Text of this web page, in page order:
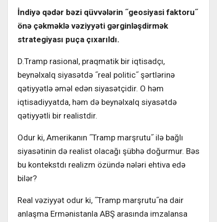
İndiyə qədər bəzi qüvvələrin ˝geosiyasi faktoru˝
önə çəkməklə vəziyyəti gərginləşdirmək
strategiyası puça çıxarıldı.
D.Tramp rasional, praqmatik bir iqtisadçı,
beynəlxalq siyasətdə ˝real politic˝ şərtlərinə
qətiyyətlə əməl edən siyasətçidir. O həm
iqtisadiyyatda, həm də beynəlxalq siyasətdə
qətiyyətli bir realistdir.
Odur ki, Amerikanın ˝Tramp marşrutu˝ ilə bağlı
siyasətinin də realist olacağı şübhə doğurmur. Bəs
bu kontekstdı realizm özündə nələri ehtiva edə
bilər?
Real vəziyyət odur ki, ˝Tramp marşrutu˝na dair
anlaşma Ermənistanla ABŞ arasında imzalansa